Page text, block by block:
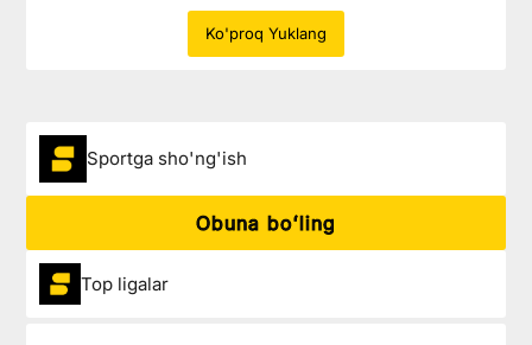
Ko'proq Yuklang
Sportga sho'ng'ish
Obuna boʻling
Top ligalar